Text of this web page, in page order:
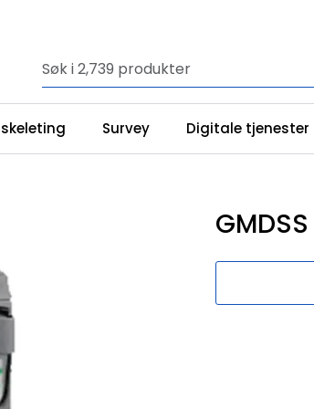
Survey Digitale tjenester